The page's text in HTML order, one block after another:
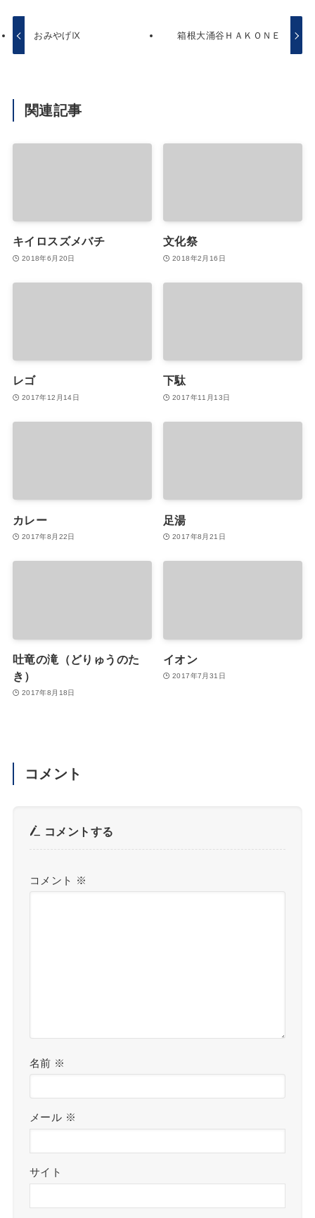
おみやげⅨ 箱根大涌谷ＨＡＫＯＮＥ
関連記事
キイロスズメバチ
2018年6月20日
文化祭
2018年2月16日
レゴ
2017年12月14日
下駄
2017年11月13日
カレー
2017年8月22日
足湯
2017年8月21日
吐竜の滝（どりゅうのた
き）
2017年8月18日
イオン
2017年7月31日
コメント
コメントする
コメント ※
名前 ※
メール ※
サイト